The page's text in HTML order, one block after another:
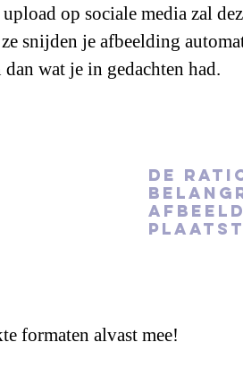
op sociale media zal
snijden je afbeelding
wat je in gedachten had.
De
plaatst
formaten alvast mee!